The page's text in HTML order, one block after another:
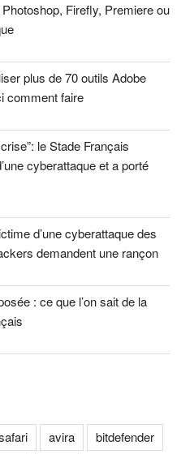
Firefly, Premiere ou
plus de 70 outils Adobe
comment faire
le Stade Français
cyberattaque et a porté
d’une cyberattaque des
demandent une rançon
: ce que l’on sait de la
avira
bitdefender